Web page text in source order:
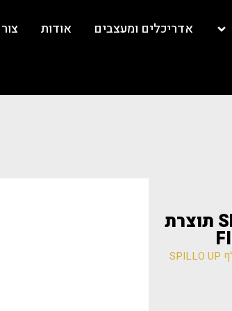
אדריכלים ומעצבים אודות
F3034 סוללה לאמבטיה עם מזלף SPILLO UP תוצרת
/ F3034 סוללה לאמבטיה עם מזלף SPILLO UP